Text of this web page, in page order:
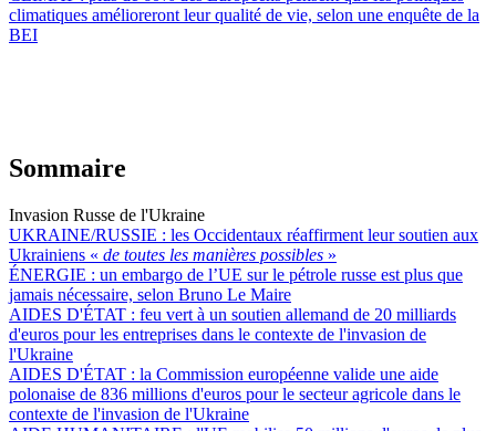
climatiques amélioreront leur qualité de vie, selon une enquête de la
BEI
Sommaire
Invasion Russe de l'Ukraine
UKRAINE/RUSSIE : les Occidentaux réaffirment leur soutien aux
Ukrainiens « de toutes les manières possibles »
ÉNERGIE : un embargo de l’UE sur le pétrole russe est plus que
jamais nécessaire, selon Bruno Le Maire
AIDES D'ÉTAT : feu vert à un soutien allemand de 20 milliards
d'euros pour les entreprises dans le contexte de l'invasion de
l'Ukraine
AIDES D'ÉTAT : la Commission européenne valide une aide
polonaise de 836 millions d'euros pour le secteur agricole dans le
contexte de l'invasion de l'Ukraine